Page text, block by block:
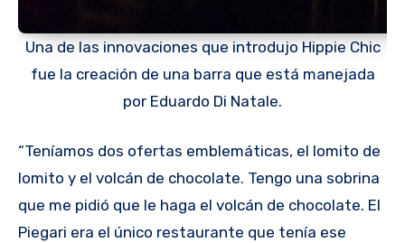
Una de las innovaciones que introdujo Hippie Chic
fue la creación de una barra que está manejada
por Eduardo Di Natale.
“Teníamos dos ofertas emblemáticas, el lomito de
lomito y el volcán de chocolate. Tengo una sobrina
que me pidió que le haga el volcán de chocolate. El
Piegari era el único restaurante que tenía ese